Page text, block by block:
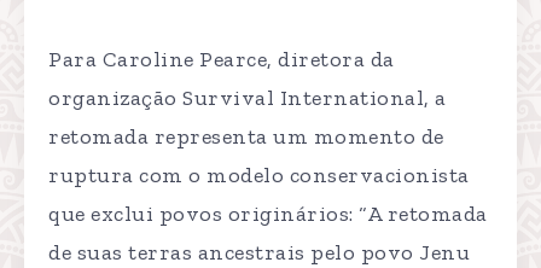
Para Caroline Pearce, diretora da
organização Survival International, a
retomada representa um momento de
ruptura com o modelo conservacionista
que exclui povos originários: “A retomada
de suas terras ancestrais pelo povo Jenu